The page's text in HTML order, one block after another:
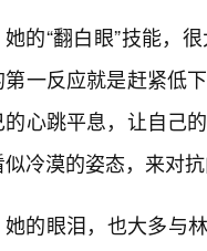
她的“翻白眼”技能，
第一反应就是赶紧低
的心跳平息，让自己
冷漠的姿态，来对抗
她的眼泪，也大多与